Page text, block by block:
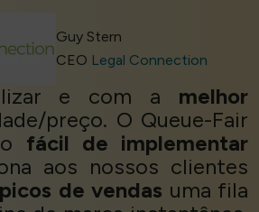
Guy Stern
CEO Legal Connection
e com a melhor
preço. O Queue-Fair
fácil de implementar
aos nossos clientes
picos de vendas uma fila